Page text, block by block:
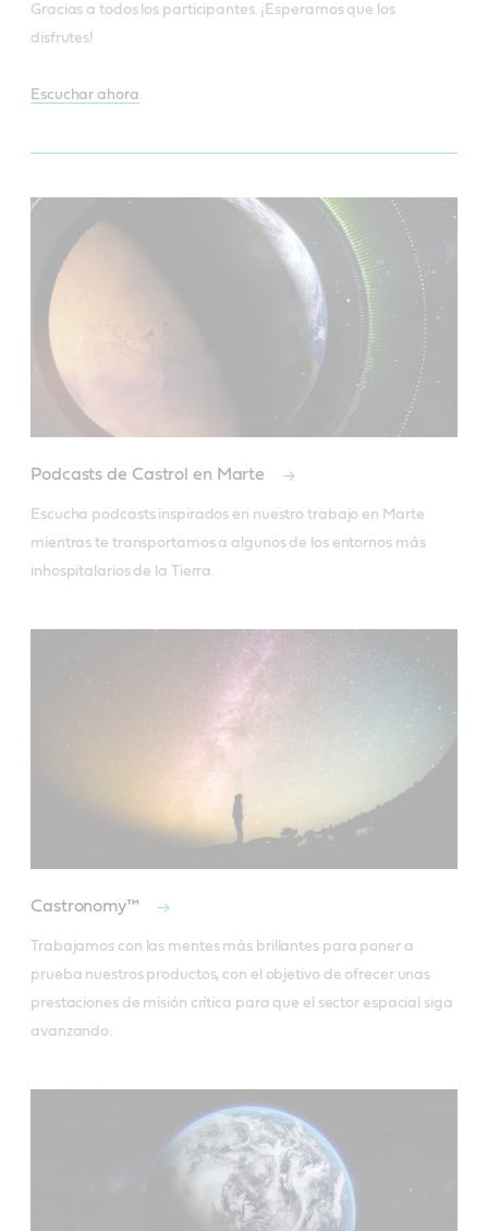
Gracias a todos los participantes. ¡Esperamos que los
disfrutes!
Escuchar ahora
Podcasts de Castrol en Marte
Escucha podcasts inspirados en nuestro trabajo en Marte
mientras te transportamos a algunos de los entornos más
inhospitalarios de la Tierra.
Castronomy™
Trabajamos con las mentes más brillantes para poner a
prueba nuestros productos, con el objetivo de ofrecer unas
prestaciones de misión crítica para que el sector espacial siga
avanzando.